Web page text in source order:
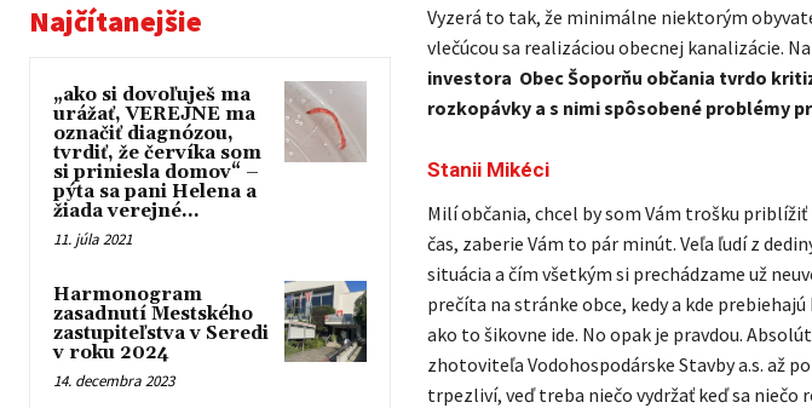
Najčítanejšie
„ako si dovoľuješ ma
urážať, VEREJNE ma
označiť diagnózou,
tvrdiť, že červíka som
si priniesla domov“ –
pýta sa pani Helena a
žiada verejné...
11. júla 2021
Harmonogram
zasadnutí Mestského
zastupiteľstva v Seredi
v roku 2024
14. decembra 2023
Vyzerá to tak, že minimálne niektorým
vlečúcou sa realizáciou obecnej kanalizácie.
investora Obec Šoporňu občania tvrdo
rozkopávky a s nimi spôsobené problémy
Stanii Mikéci
Milí občania, chcel by som Vám trošku
čas, zaberie Vám to pár minút. Veľa ľudí z
situácia a čím všetkým si prechádzame už
prečíta na stránke obce, kedy a kde
ako to šikovne ide. No opak je pravdou.
zhotoviteľa Vodohospodárske Stavby a.s. až
trpezliví, veď treba niečo vydržať keď sa niečo